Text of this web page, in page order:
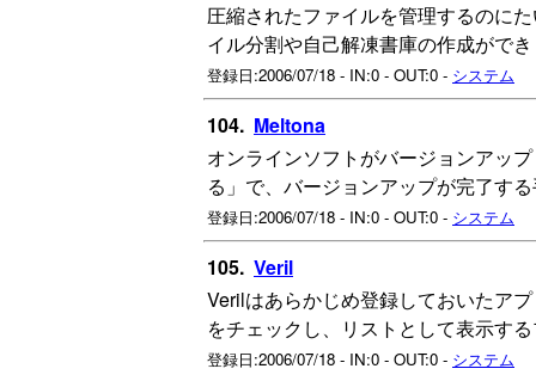
圧縮されたファイルを管理するのに
イル分割や自己解凍書庫の作成がで
登録日:2006/07/18 - IN:0 - OUT:0 - システム
104. Meltona
オンラインソフトがバージョンアッ
る」で、バージョンアップが完了す
登録日:2006/07/18 - IN:0 - OUT:0 - システム
105. Veril
Verilはあらかじめ登録しておいたア
をチェックし、リストとして表示す
登録日:2006/07/18 - IN:0 - OUT:0 - システム